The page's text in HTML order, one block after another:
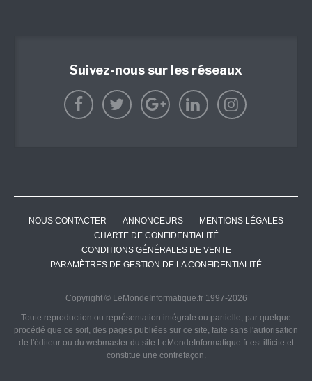
Suivez-nous sur les réseaux
NOUS CONTACTER ANNONCEURS
MENTIONS LÉGALES
CHARTE DE CONFIDENTIALITÉ
CONDITIONS GÉNÉRALES DE VENTE
PARAMÈTRES DE GESTION DE LA CONFIDENTIALITÉ
Copyright © LeMondeInformatique.fr 1997-2026
Toute reproduction ou représentation intégrale ou partielle, par quelque
procédé que ce soit, des pages publiées sur ce site, faite sans l'autorisation
de l'éditeur ou du webmaster du site LeMondeInformatique.fr est illicite et
constitue une contrefaçon.